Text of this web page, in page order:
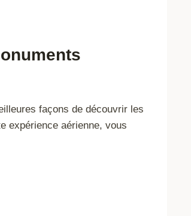
façons de découvrir les
expérience aérienne, vous